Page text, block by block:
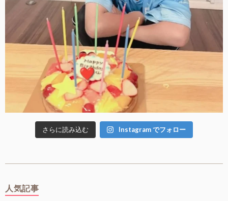
さらに読み込む Instagram でフォロー
人気記事